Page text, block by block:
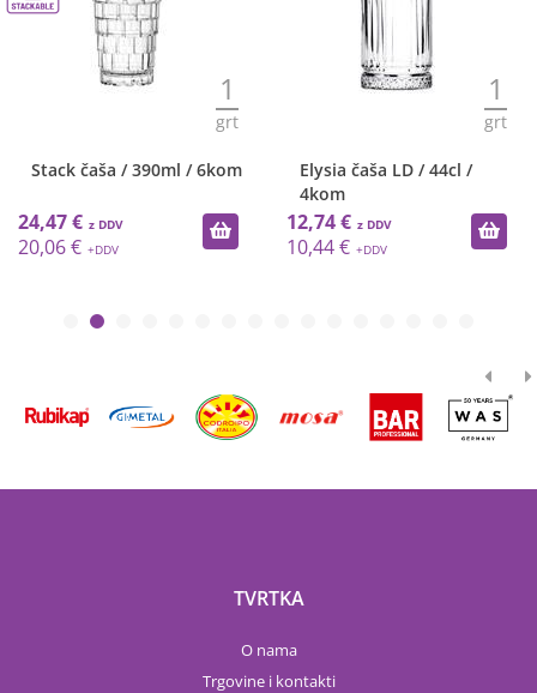
1
grt
Stack čaša / 390ml / 6kom
24,47 €
20,06 €
1
grt
Elysia čaša LD / 44cl /
4kom
12,74 €
10,44 €
TVRTKA
O nama
Trgovine i kontakti